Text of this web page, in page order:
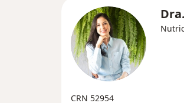
CRN 52954